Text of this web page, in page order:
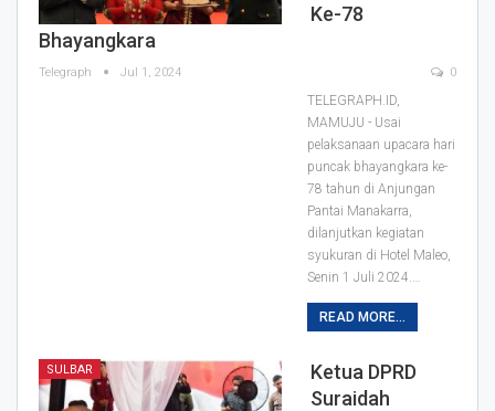
Ke-78
Bhayangkara
Telegraph Jul 1, 2024 0
TELEGRAPH.ID,
MAMUJU - Usai
pelaksanaan upacara hari
puncak bhayangkara ke-
78 tahun di Anjungan
Pantai Manakarra,
dilanjutkan kegiatan
syukuran di Hotel Maleo,
Senin 1 Juli 2024.…
READ MORE...
SULBAR
Ketua DPRD
Suraidah